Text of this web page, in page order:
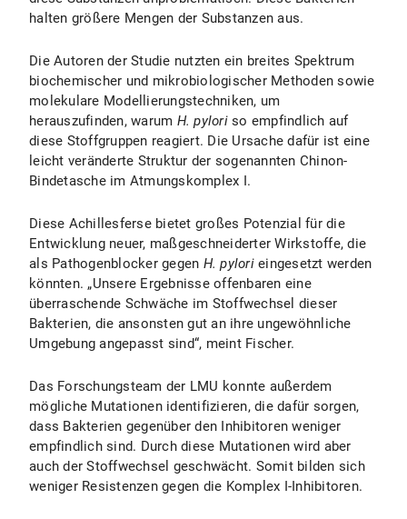
halten größere Mengen der Substanzen aus.
Die Autoren der Studie nutzten ein breites Spektrum
biochemischer und mikrobiologischer Methoden sowie
molekulare Modellierungstechniken, um
herauszufinden, warum H. pyloriso empfindlich auf
diese Stoffgruppen reagiert. Die Ursache dafür ist eine
leicht veränderte Struktur der sogenannten Chinon-
Bindetasche im Atmungskomplex I.
Diese Achillesferse bietet großes Potenzial für die
Entwicklung neuer, maßgeschneiderter Wirkstoffe, die
als Pathogenblocker gegen H. pylorieingesetzt werden
könnten. „Unsere Ergebnisse offenbaren eine
überraschende Schwäche im Stoffwechsel dieser
Bakterien, die ansonsten gut an ihre ungewöhnliche
Umgebung angepasst sind“, meint Fischer.
Das Forschungsteam der LMU konnte außerdem
mögliche Mutationen identifizieren, die dafür sorgen,
dass Bakterien gegenüber den Inhibitoren weniger
empfindlich sind. Durch diese Mutationen wird aber
auch der Stoffwechsel geschwächt. Somit bilden sich
weniger Resistenzen gegen die Komplex I-Inhibitoren.